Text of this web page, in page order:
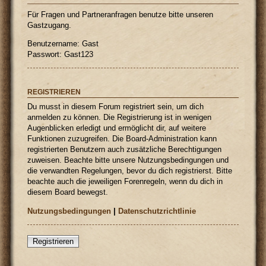
Für Fragen und Partneranfragen benutze bitte unseren
Gastzugang.
Benutzername: Gast
Passwort: Gast123
REGISTRIEREN
Du musst in diesem Forum registriert sein, um dich
anmelden zu können. Die Registrierung ist in wenigen
Augenblicken erledigt und ermöglicht dir, auf weitere
Funktionen zuzugreifen. Die Board-Administration kann
registrierten Benutzern auch zusätzliche Berechtigungen
zuweisen. Beachte bitte unsere Nutzungsbedingungen und
die verwandten Regelungen, bevor du dich registrierst. Bitte
beachte auch die jeweiligen Forenregeln, wenn du dich in
diesem Board bewegst.
Nutzungsbedingungen |Datenschutzrichtlinie
Registrieren